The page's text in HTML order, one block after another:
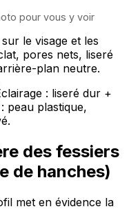
pour vous y voir
le visage et les
pores nets, liseré
plan neutre.
: liseré dur +
peau plastique,
des fessiers
de hanches)
met en évidence la